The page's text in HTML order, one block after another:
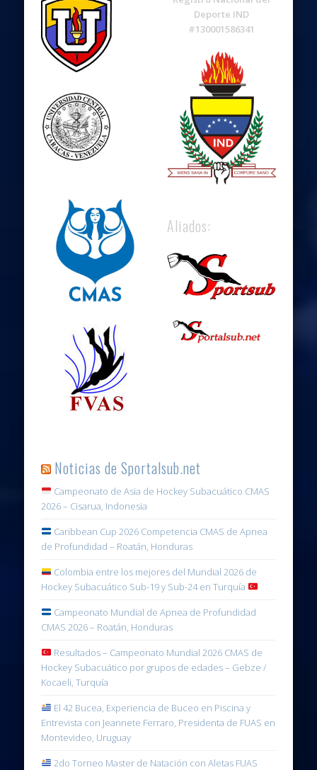
Deporte IND
#130001586341
Aliados:
Noticias de Sportalsub.net
Campeonato de Asia de Hockey Subacuático CMAS
2026 – Cisarua, Indonesia
Caribbean Cup 2026 Competencia CMAS de Apnea
de Profundidad – Roatán, Honduras
Colombia entre los mejores del Mundial 2026 de
Hockey Subacuático Sub-19 y Sub-24 en Turquía
Campeonato Mundial de Apnea de Profundidad
CMAS 2026 – Roatán, Honduras
Resultados – Campeonato Mundial 2026 CMAS de
Hockey Subacuático por grupos de edades – Gebze /
Kocaeli, Turquía
El 42 Bucea, Experiencia de Buceo en Piscina y
Entrevista con Jeannete Ferraro, Presidenta de FUAS en
Montevideo, Uruguay
2do Torneo Master de Natación con Aletas FUAS